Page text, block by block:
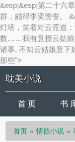
&esp;&esp;第二十六
群，颇得李奕赞誉。
灯塔，笑着对云霓道
数……我有意授云姑娘
诸事, 不知云姑娘意下
那些">
耽美小说
首 页 书
首页 情欲小说